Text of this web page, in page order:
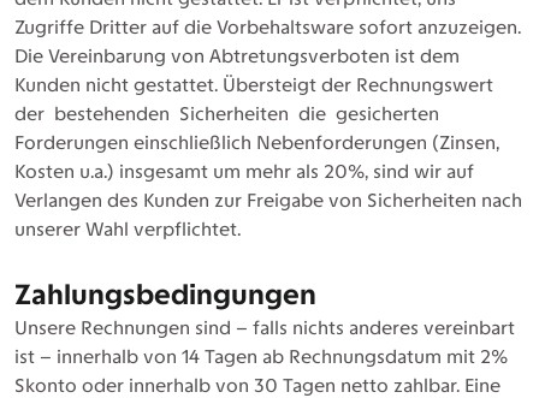
Zugriffe Dritter auf die Vorbehaltsware sofort anzuzeigen.
Die Vereinbarung von Abtretungsverboten ist dem
Kunden nicht gestattet. Übersteigt der Rechnungswert
der bestehenden Sicherheiten die gesicherten
Forderungen einschließlich Nebenforderungen (Zinsen,
Kosten u.a.) insgesamt um mehr als 20%, sind wir auf
Verlangen des Kunden zur Freigabe von Sicherheiten nach
unserer Wahl verpflichtet.
Zahlungsbedingungen
Unsere Rechnungen sind – falls nichts anderes vereinbart
ist – innerhalb von 14 Tagen ab Rechnungsdatum mit 2%
Skonto oder innerhalb von 30 Tagen netto zahlbar. Eine